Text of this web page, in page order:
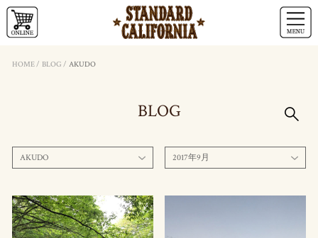
HOME/ BLOG / AKUDO
BLOG
AKUDO 2017年9月